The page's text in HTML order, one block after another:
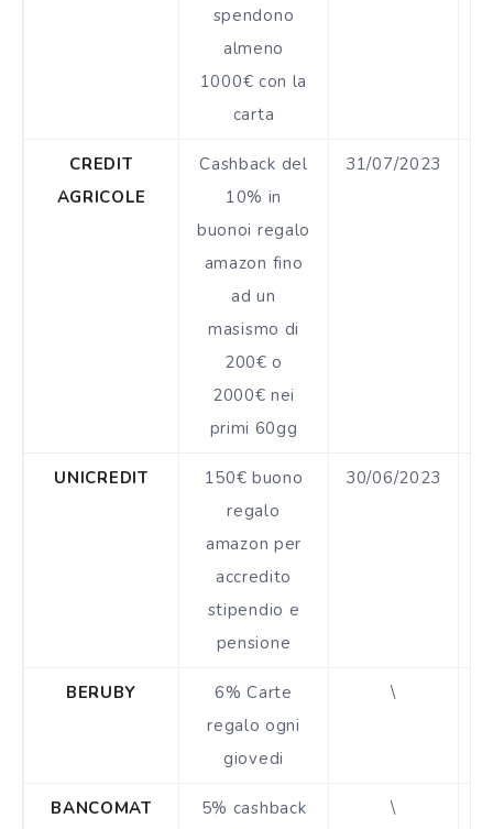
spendono
almeno
1000€ con la
carta
CREDIT
AGRICOLE
Cashback del
10% in
buonoi regalo
amazon fino
ad un
masismo di
200€ o
2000€ nei
primi 60gg
31/07/2023
UNICREDIT
150€ buono
regalo
amazon per
accredito
stipendio e
pensione
30/06/2023
BERUBY
6% Carte
regalo ogni
giovedi
\
BANCOMAT
5% cashback
\